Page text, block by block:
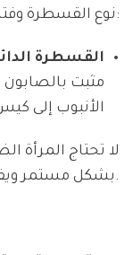
نوع القسطرة وفترة استخدامها:
القسطرة
مثبت بالصابون
الأنبوب إلى
لا تحتاج المرأة
بشكل مستمر ويفرغ حسب الحاجة.